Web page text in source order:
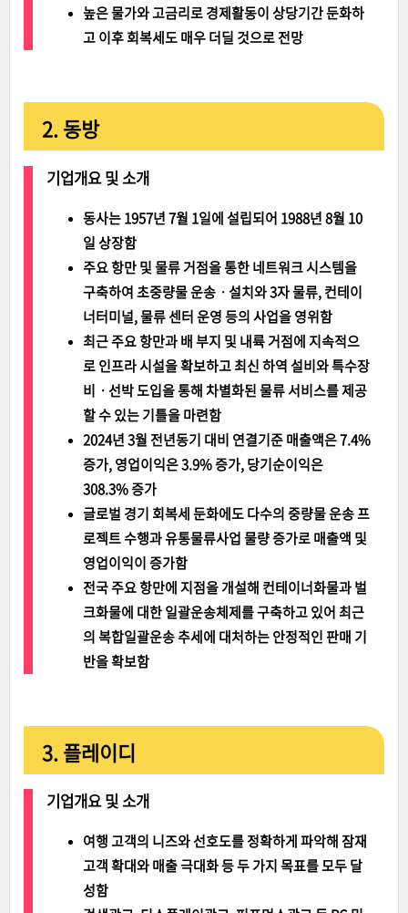
높은 물가와 고금리로 경제활동이 상당기간 둔화하
고 이후 회복세도 매우 더딜 것으로 전망
2. 동방
기업개요 및 소개
동사는 1957년 7월 1일에 설립되어 1988년 8월 10
일 상장함
주요 항만 및 물류 거점을 통한 네트워크 시스템을
구축하여 초중량물 운송ㆍ설치와 3자 물류, 컨테이
너터미널, 물류 센터 운영 등의 사업을 영위함
최근 주요 항만과 배 부지 및 내륙 거점에 지속적으
로 인프라 시설을 확보하고 최신 하역 설비와 특수장
비ㆍ선박 도입을 통해 차별화된 물류 서비스를 제공
할 수 있는 기틀을 마련함
2024년 3월 전년동기 대비 연결기준 매출액은 7.4%
증가, 영업이익은 3.9% 증가, 당기순이익은
308.3% 증가
글로벌 경기 회복세 둔화에도 다수의 중량물 운송 프
로젝트 수행과 유통물류사업 물량 증가로 매출액 및
영업이익이 증가함
전국 주요 항만에 지점을 개설해 컨테이너화물과 벌
크화물에 대한 일괄운송체제를 구축하고 있어 최근
의 복합일괄운송 추세에 대처하는 안정적인 판매 기
반을 확보함
3. 플레이디
기업개요 및 소개
여행 고객의 니즈와 선호도를 정확하게 파악해 잠재
고객 확대와 매출 극대화 등 두 가지 목표를 모두 달
성함